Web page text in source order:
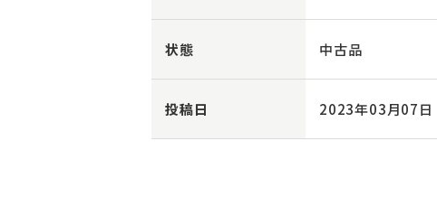
状態 中古品
投稿日 2023年03月07日